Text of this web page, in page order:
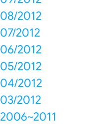
08/2012
07/2012
06/2012
05/2012
04/2012
03/2012
2006~2011